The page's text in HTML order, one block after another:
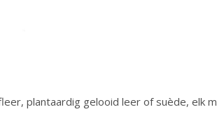
plantaardig gelooid leer of suède, elk